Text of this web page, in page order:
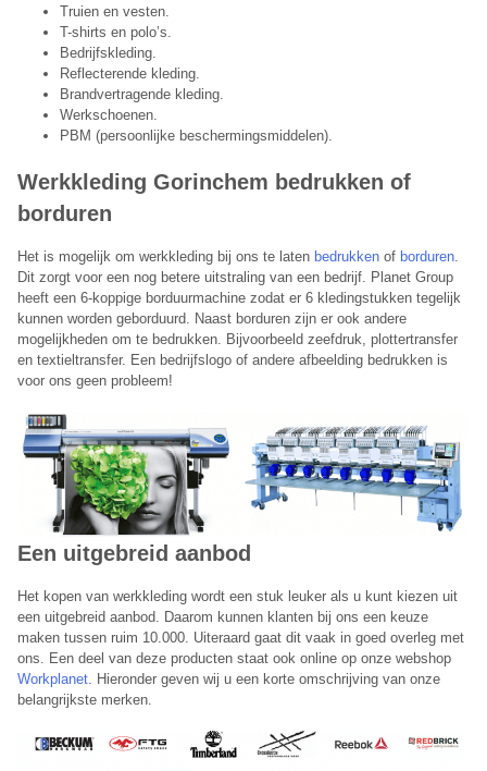
Truien en vesten.
T-shirts en polo’s.
Bedrijfskleding.
Reflecterende kleding.
Brandvertragende kleding.
Werkschoenen.
PBM (persoonlijke beschermingsmiddelen).
Werkkleding Gorinchem bedrukken of
borduren
​Het is mogelijk om werkkleding bij ons te laten bedrukken of borduren
Dit zorgt voor een nog betere uitstraling van een bedrijf. Planet Group
heeft een 6-koppige borduurmachine zodat er 6 kledingstukken tegelijk
kunnen worden geborduurd. Naast borduren zijn er ook andere
mogelijkheden om te bedrukken. Bijvoorbeeld zeefdruk, plottertransfer
en textieltransfer. Een bedrijfslogo of andere afbeelding bedrukken is
voor ons geen probleem!
Een uitgebreid aanbod
​Het kopen van werkkleding wordt een stuk leuker als u kunt kiezen uit
een uitgebreid aanbod. Daarom kunnen klanten bij ons een keuze
maken tussen ruim 10.000. Uiteraard gaat dit vaak in goed overleg met
ons. Een deel van deze producten staat ook online op onze webshop
Workplanet . Hieronder geven wij u een korte omschrijving van onze
belangrijkste merken.